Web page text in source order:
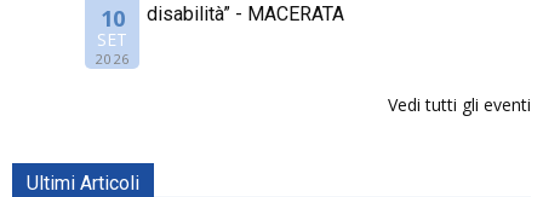
10
SET
2026
disabilità” - MACERATA
Vedi tutti gli eventi
Ultimi Articoli